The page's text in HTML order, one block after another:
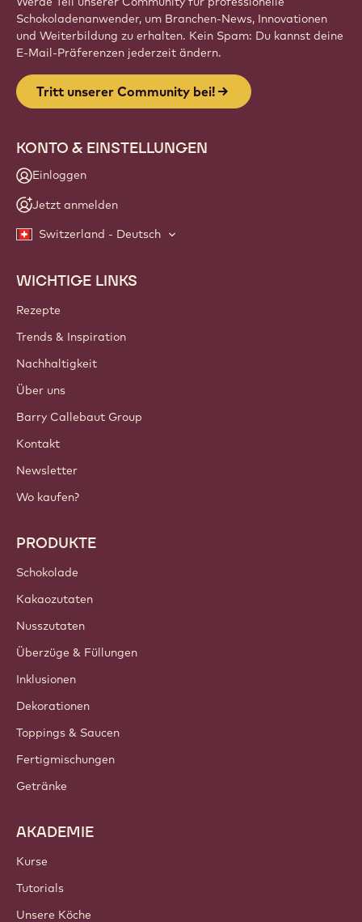
Schokoladenanwender, um Branchen-News, Innovationen
und Weiterbildung zu erhalten. Kein Spam: Du kannst deine
E-Mail-Präferenzen jederzeit ändern.
Tritt unserer Community bei!
KONTO & EINSTELLUNGEN
Einloggen
Jetzt anmelden
Switzerland - Deutsch
Footer
Callebaut
WICHTIGE LINKS
Rezepte
Trends & Inspiration
Nachhaltigkeit
Über uns
Barry Callebaut Group
Kontakt
Newsletter
Wo kaufen?
PRODUKTE
Schokolade
Kakaozutaten
Nusszutaten
Überzüge & Füllungen
Inklusionen
Dekorationen
Toppings & Saucen
Fertigmischungen
Getränke
AKADEMIE
Kurse
Tutorials
Unsere Köche